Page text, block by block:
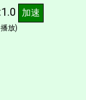
加速
放)